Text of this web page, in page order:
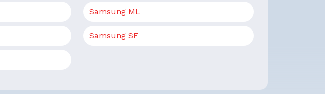
Samsung ML
Samsung SF